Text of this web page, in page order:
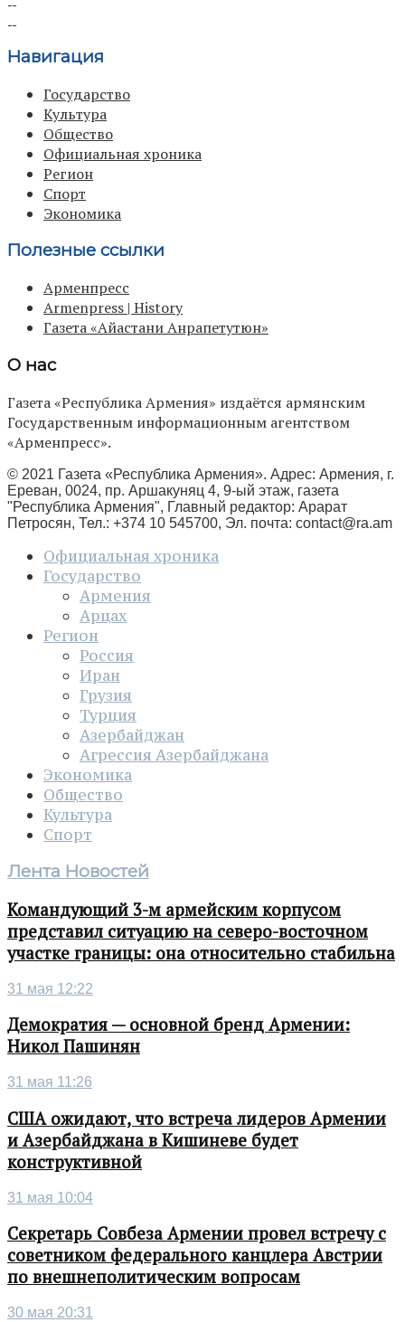
Навигация
Государство
Культура
Общество
Официальная хроника
Регион
Спорт
Экономика
Полезные ссылки
Арменпресс
Armenpress | History
Газета «Айастани Анрапетутюн»
О нас
Газета «Республика Армения» издаётся армянским
Государственным информационным агентством
«Арменпресс».
© 2021 Газета «Республика Армения». Адрес: Армения, г.
Ереван, 0024, пр. Аршакуняц 4, 9-ый этаж, газета
"Республика Армения", Главный редактор: Арарат
Петросян, Тел.: +374 10 545700, Эл. почта: contact@ra.am
Официальная хроника
Государство
Армения
Арцах
Регион
Россия
Иран
Грузия
Турция
Азербайджан
Агрессия Азербайджана
Экономика
Общество
Культура
Спорт
Лента Новостей
Командующий 3-м армейским корпусом
представил ситуацию на северо-восточном
участке границы: она относительно стабильна
31 мая 12:22
Демократия — основной бренд Армении:
Никол Пашинян
31 мая 11:26
США ожидают, что встреча лидеров Армении
и Азербайджана в Кишиневе будет
конструктивной
31 мая 10:04
Секретарь Совбеза Армении провел встречу с
советником федерального канцлера Австрии
по внешнеполитическим вопросам
30 мая 20:31